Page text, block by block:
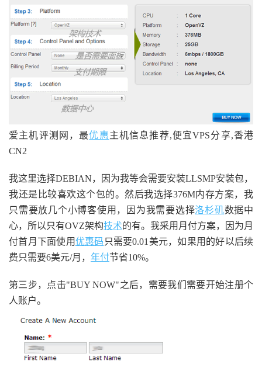
爱主机评测网，最优惠主机信息推荐,便宜VPS分享,香港
CN2
我这里选择DEBIAN，因为我等会需要安装LLSMP安装包，
我还是比较喜欢这个包的。然后我选择376M内存方案，我
只需要放几个小博客使用，因为我需要选择洛杉矶数据中
心，所以只有OVZ架构技术的有。我采用月付方案，因为月
付首月下面使用优惠码 只需要0.01美元，如果用的好以后续
费只需要6美元/月， 年付节省10%。
第三步，点击"BUY NOW"之后，需要我们需要开始注册个
人账户。